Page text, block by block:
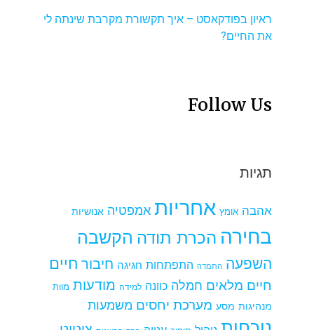
ראיון בפודקאסט – איך תקשורת מקרבת שינתה לי
את החיים?
Follow Us
תגיות
אהבה אומץ אחריות אמפטיה אנושיות
בחירה הכרת תודה הקשבה
השפעה התמדה התפתחות חגיגה חיבור חיים
חיים מלאים חמלה כוונה למידה מודעות מוות
מנהיגות מסע מערכת יחסים משמעות